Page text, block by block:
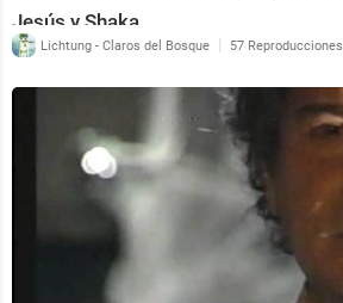
00:17:19 - Qué Sabemos del ICARO.
00:18:47 - La Inteligencia
Continua [ SEGUNDA PARTE ] 👉
🎥 Más VIDEOS de JJ
E TROYA ?👈
https://qrcd.org/424G
🎯Puede que también Te Guste la
Jesús y Shaka
Lichtung - Claros del Bosque | 57 Reproducciones